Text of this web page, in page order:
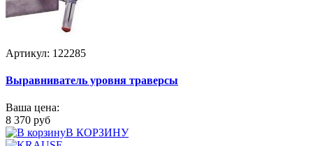
Артикул: 122285
Выравниватель уровня траверсы
Ваша цена:
8 370 руб
В КОРЗИНУ